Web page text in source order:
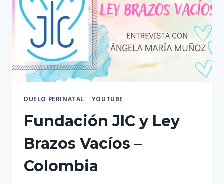
DUELO PERINATAL | YOUTUBE
Fundación JIC y Ley
Brazos Vacíos –
Colombia